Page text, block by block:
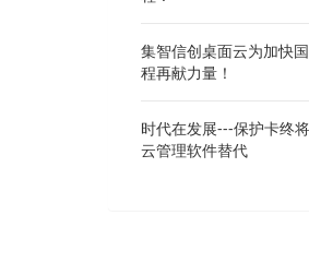
集智信创桌面云为加快
程再献力量！
时代在发展---保护卡终
云管理软件替代